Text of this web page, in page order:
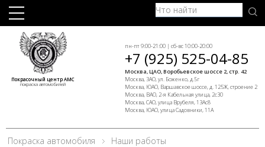
Покрасочный центр АМС
покраска автомобилей
пн-пт 9:00-21:00 | сб-вс 10:00-20:00
+7 (925) 525-04-85
Москва, ЦАО, Воробьевское шоссе 2, стр. 42
Москва, ЗАО, ул. Боженко, д.5г
Москва, ЮАО, Варшавское шоссе, д. 125Ж, строение 2
Москва, ВАО, 2-я Кабельная улица, 2с30
Москва, САО, улица Врубеля, 13Ас8
Москва, ЮАО, улица Садовники, 11А
Покраска автомобиля
Наши работы